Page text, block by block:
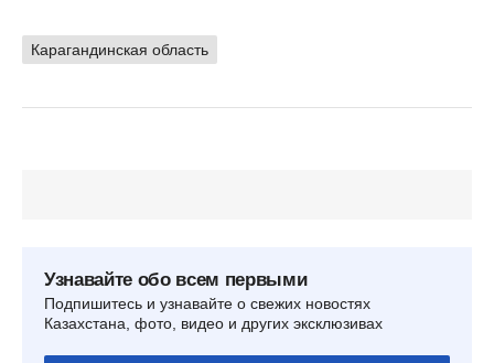
Карагандинская область
Узнавайте обо всем первыми
Подпишитесь и узнавайте о свежих новостях
Казахстана, фото, видео и других эксклюзивах